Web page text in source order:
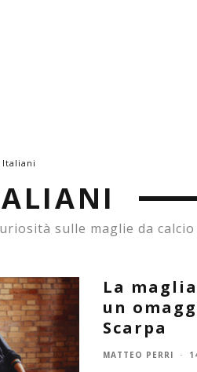
Italiani
sulle maglie da
La
un
Scarpa
MATTEO PERRI ·